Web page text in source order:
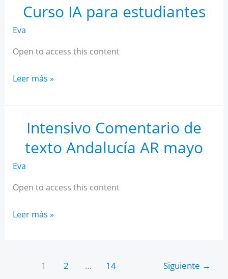
Andalucía
octubre
Curso IA para estudiantes
Eva
Open to access this content
Curso
para
estudiantes
Leer más »
Intensivo Comentario de
texto Andalucía AR mayo
Eva
Open to access this content
Intensivo
Andalucía
Leer más »
1 2 … 14 Siguiente →